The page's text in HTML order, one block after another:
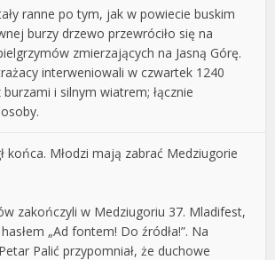
ranne po tym, jak w powiecie buskim
burzy drzewo przewróciło się na
zmierzających na Jasną Górę.
interweniowali w czwartek 1240
i silnym wiatrem; łącznie
końca. Młodzi mają zabrać Medziugorie
zakończyli w Medziugoriu 37. Mladifest,
„Ad fontem! Do źródła!”. Na
Palić przypomniał, że duchowe